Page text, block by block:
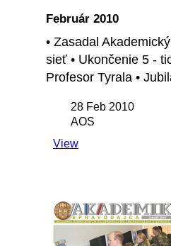
Február 2010
• Zasadal
sieť • Ukončenie 5 -
Profesor Tyrala •
28 Feb 2010
AOS
View